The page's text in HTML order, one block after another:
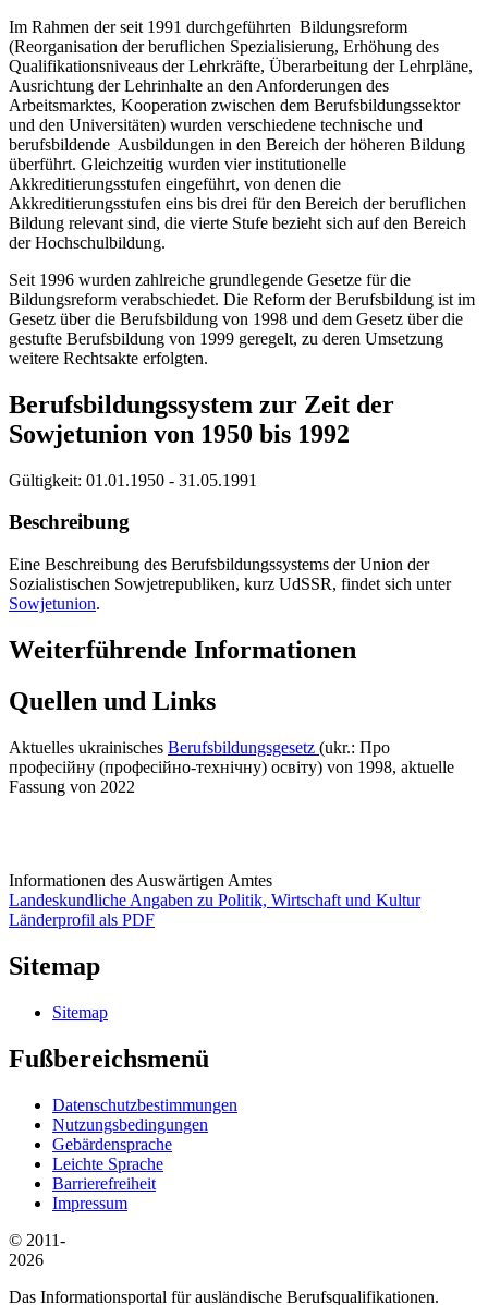
Im Rahmen der seit 1991 durchgeführten Bildungsreform
(Reorganisation der beruflichen Spezialisierung, Erhöhung des
Qualifikationsniveaus der Lehrkräfte, Überarbeitung der Lehrpläne,
Ausrichtung der Lehrinhalte an den Anforderungen des
Arbeitsmarktes, Kooperation zwischen dem Berufsbildungssektor
und den Universitäten) wurden verschiedene technische und
berufsbildende Ausbildungen in den Bereich der höheren Bildung
überführt. Gleichzeitig wurden vier institutionelle
Akkreditierungsstufen eingeführt, von denen die
Akkreditierungsstufen eins bis drei für den Bereich der beruflichen
Bildung relevant sind, die vierte Stufe bezieht sich auf den Bereich
der Hochschulbildung.
Seit 1996 wurden zahlreiche grundlegende Gesetze für die
Bildungsreform verabschiedet. Die Reform der Berufsbildung ist im
Gesetz über die Berufsbildung von 1998 und dem Gesetz über die
gestufte Berufsbildung von 1999 geregelt, zu deren Umsetzung
weitere Rechtsakte erfolgten.
Berufsbildungssystem zur Zeit der
Sowjetunion von 1950 bis 1992
Gültigkeit: 01.01.1950 - 31.05.1991
Beschreibung
Eine Beschreibung des Berufsbildungssystems der Union der
Sozialistischen Sowjetrepubliken, kurz UdSSR, findet sich unter
Sowjetunion.
Weiterführende Informationen
Quellen und Links
Aktuelles ukrainisches Berufsbildungsgesetz (ukr.: Про
професійну (професійно-технічну) освіту) von 1998, aktuelle
Fassung von 2022
Informationen des Auswärtigen Amtes
Landeskundliche Angaben zu Politik, Wirtschaft und Kultur
Länderprofil als PDF
Sitemap
Sitemap
Fußbereichsmenü
Datenschutzbestimmungen
Nutzungsbedingungen
Gebärdensprache
Leichte Sprache
Barrierefreiheit
Impressum
© 2011-
2026
Das Informationsportal für ausländische Berufsqualifikationen.